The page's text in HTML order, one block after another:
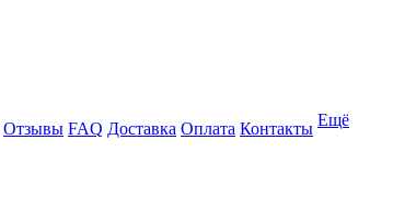
Отзывы FAQ Доставка Оплата Контакты Ещё